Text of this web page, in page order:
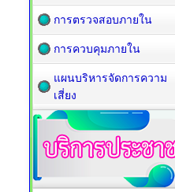
การตรวจสอบภายใน
การควบคุมภายใน
แผนบริหารจัดการความ
เสี่ยง